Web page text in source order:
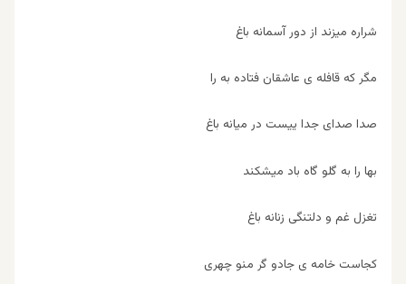
شراره میزند از دور آسمانه باغ
مگر که قافله ی عاشقان فتاده به را
صدا صدای جدا ییست در میانه باغ
بها را به گلو گاه باد میشکند
تغزل غم و دلتنگی زنانه باغ
کجاست خامه ی جادو گر منو چهری